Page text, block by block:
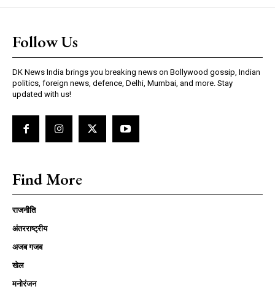
Follow Us
DK News India brings you breaking news on Bollywood gossip, Indian
politics, foreign news, defence, Delhi, Mumbai, and more. Stay
updated with us!
Find More
राजनीति
अंतरराष्ट्रीय
अजब गजब
खेल
मनोरंजन